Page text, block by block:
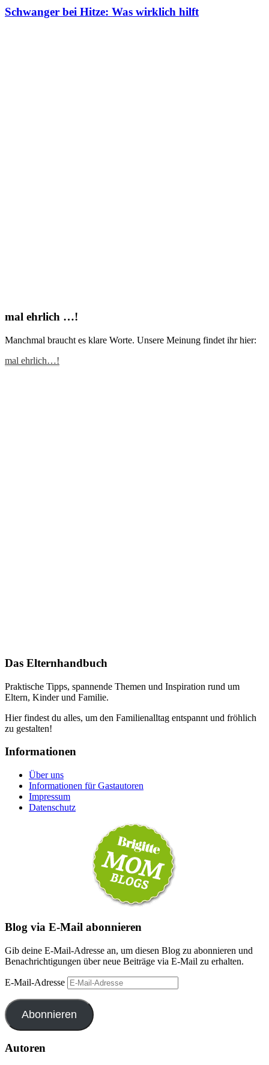
Schwanger bei Hitze: Was wirklich hilft
mal ehrlich …!
Manchmal braucht es klare Worte. Unsere Meinung findet ihr hier:
mal ehrlich…!
Das Elternhandbuch
Praktische Tipps, spannende Themen und Inspiration rund um
Eltern, Kinder und Familie.
Hier findest du alles, um den Familienalltag entspannt und fröhlich
zu gestalten!
Informationen
Über uns
Informationen für Gastautoren
Impressum
Datenschutz
Blog via E-Mail abonnieren
Gib deine E-Mail-Adresse an, um diesen Blog zu abonnieren und
Benachrichtigungen über neue Beiträge via E-Mail zu erhalten.
E-Mail-Adresse
Abonnieren
Autoren